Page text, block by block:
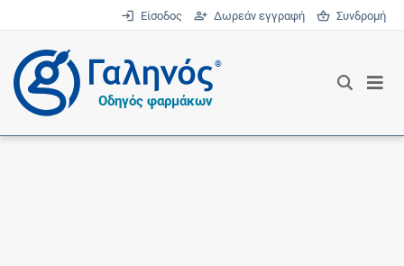
Είσοδος Δωρεάν εγγραφή Συνδρομή
®
Οδηγός φαρμάκων